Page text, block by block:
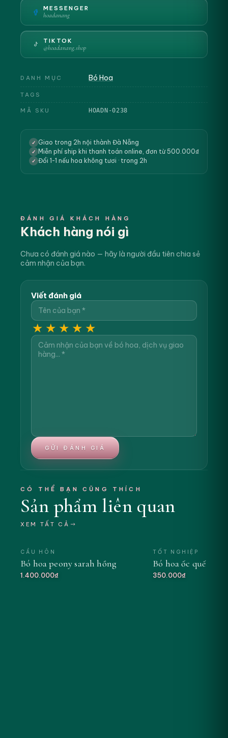
MESSENGER
hoadanang
TIKTOK
@hoadanang.shop
DANH MỤC Bó Hoa
TAGS
MÃ SKU HOADN-0238
✓ Giao trong 2h nội thành Đà Nẵng
✓ Miễn phí ship khi thanh toán online, đơn từ 500.000₫
✓ Đổi 1-1 nếu hoa không tươi · trong 2h
ĐÁNH GIÁ KHÁCH HÀNG
Khách hàng nói gì
Chưa có đánh giá nào — hãy là người đầu tiên chia sẻ
cảm nhận của bạn.
Viết đánh giá
★ ★ ★ ★ ★
GỬI ĐÁNH GIÁ
CÓ THỂ BẠN CŨNG THÍCH
Sản phẩm liên quan
XEM TẤT CẢ
MỚI
CẦU HÔN
Bó hoa peony sarah hồng
1.400.000₫
TỐT NGHIỆP
Bó hoa ốc quế
350.000₫